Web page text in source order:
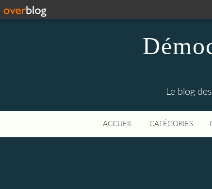
Le blog
ACCUEIL CATÉGORIES